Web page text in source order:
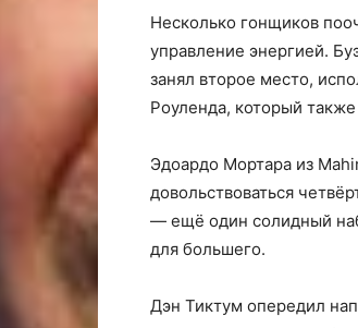
Несколько гонщиков
управление энергией.
занял второе место,
Роуленда, который
Эдоардо Мортара из
довольствоваться
— ещё один солидный
для большего.
Дэн Тиктум опередил